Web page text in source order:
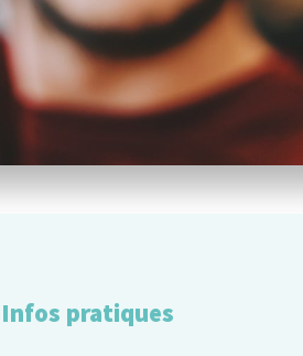
Infos pratiques